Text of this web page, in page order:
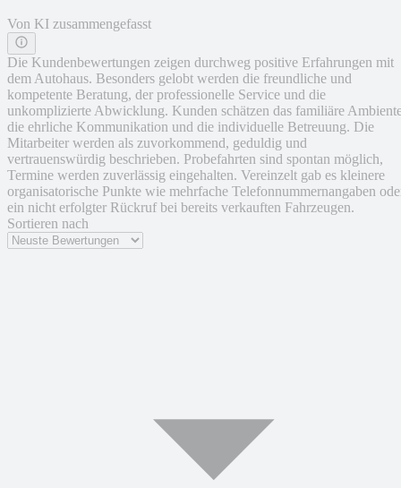
Von KI zusammengefasst
Die Kundenbewertungen zeigen durchweg positive Erfahrungen mit
dem Autohaus. Besonders gelobt werden die freundliche und
kompetente Beratung, der professionelle Service und die
unkomplizierte Abwicklung. Kunden schätzen das familiäre
die ehrliche Kommunikation und die individuelle Betreuung. Die
Mitarbeiter werden als zuvorkommend, geduldig und
vertrauenswürdig beschrieben. Probefahrten sind spontan möglich,
Termine werden zuverlässig eingehalten. Vereinzelt gab es kleinere
organisatorische Punkte wie mehrfache Telefonnummernangaben
ein nicht erfolgter Rückruf bei bereits verkauften Fahrzeugen.
Sortieren nach